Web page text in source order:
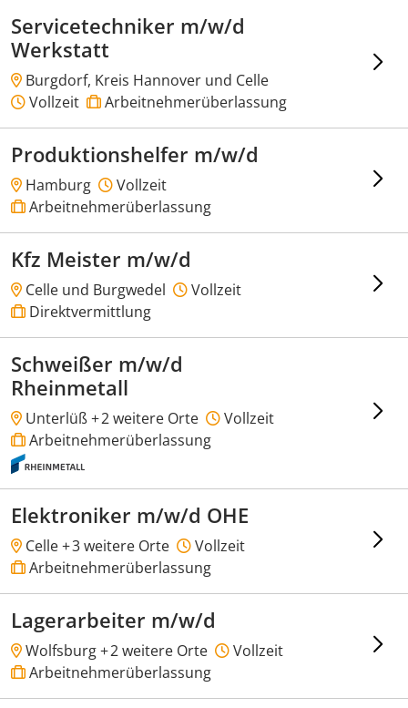
Servicetechniker m/w/d
Werkstatt
Burgdorf, Kreis Hannover und Celle
Vollzeit
Arbeitnehmerüberlassung
Produktionshelfer m/w/d
Hamburg
Vollzeit
Arbeitnehmerüberlassung
Kfz Meister m/w/d
Celle und Burgwedel
Vollzeit
Direktvermittlung
Schweißer m/w/d
Rheinmetall
Unterlüß +2 weitere Orte
Vollzeit
Arbeitnehmerüberlassung
Elektroniker m/w/d OHE
Celle +3 weitere Orte
Vollzeit
Arbeitnehmerüberlassung
Lagerarbeiter m/w/d
Wolfsburg +2 weitere Orte
Vollzeit
Arbeitnehmerüberlassung